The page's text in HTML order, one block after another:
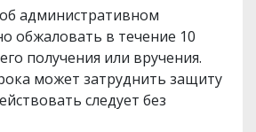
административном
обжаловать в течение 10
получения или вручения.
может затруднить защиту
следует без